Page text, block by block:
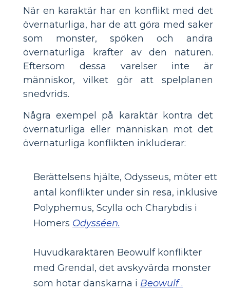
När en karaktär har en konflikt med det
övernaturliga, har de att göra med saker
som monster, spöken och andra
övernaturliga krafter av den naturen.
Eftersom dessa varelser inte är
människor, vilket gör att spelplanen
snedvrids.
Några exempel på karaktär kontra det
övernaturliga eller människan mot det
övernaturliga konflikten inkluderar:
Berättelsens hjälte, Odysseus, möter ett
antal konflikter under sin resa, inklusive
Polyphemus, Scylla och Charybdis i
Homers Odysséen.
Huvudkaraktären Beowulf konflikter
med Grendal, det avskyvärda monster
som hotar danskarna i Beowulf.